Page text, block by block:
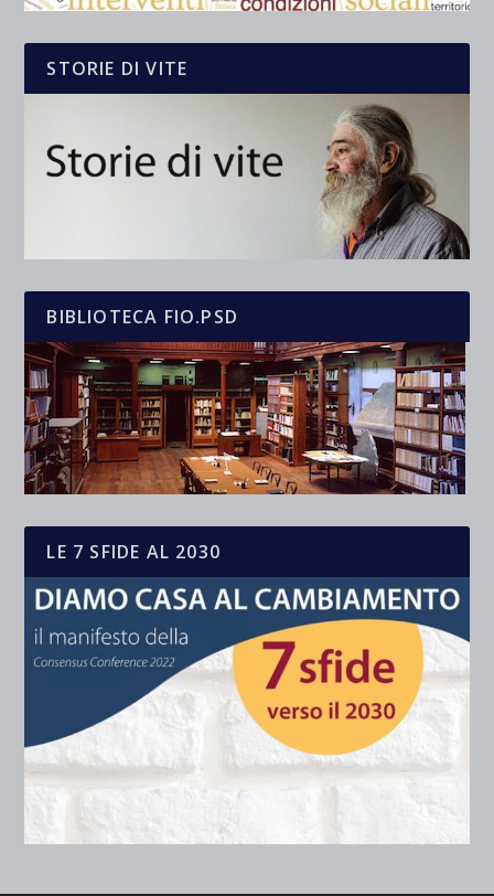
STORIE DI VITE
BIBLIOTECA FIO.PSD
LE 7 SFIDE AL 2030